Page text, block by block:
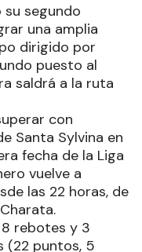
segundo
una amplia
dirigido por
puesto al
saldrá a la ruta
con
Santa Sylvina en
fecha de la Liga
vuelve a
las 22 horas, de
rebotes y 3
(22 puntos, 5